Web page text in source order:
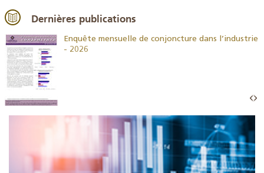
Dernières publications
Enquête mensuelle de conjoncture dans l’industrie
- 2026